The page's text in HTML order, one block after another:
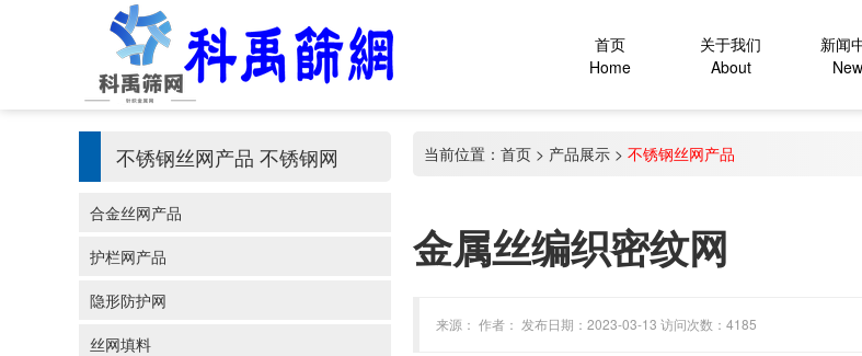
新闻
关于我们
About
首页
Home
不锈钢丝网产品 不锈钢网
合金丝网产品
护栏网产品
隐形防护网
丝网填料
当前位置： 首页 > 产品展示 > 不锈钢丝网产品
金属丝编织密纹网
来源： 作者： 发布日期：2023-03-13 访问次数：4185